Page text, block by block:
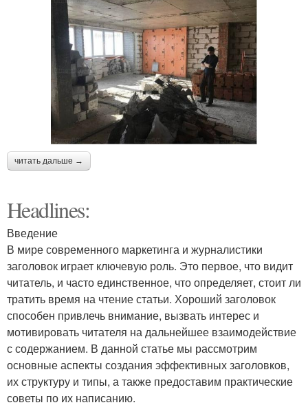
читать дальше →
Headlines:
Введение
В мире современного маркетинга и журналистики
заголовок играет ключевую роль. Это первое, что видит
читатель, и часто единственное, что определяет, стоит ли
тратить время на чтение статьи. Хороший заголовок
способен привлечь внимание, вызвать интерес и
мотивировать читателя на дальнейшее взаимодействие
с содержанием. В данной статье мы рассмотрим
основные аспекты создания эффективных заголовков,
их структуру и типы, а также предоставим практические
советы по их написанию.